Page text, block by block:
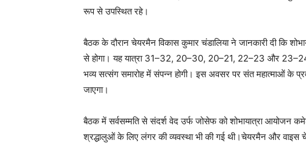
रूप से उपस्थित रहे।
बैठक के दौरान चेयरमैन विकास कुमार चंडालिया ने जानकारी दी कि
से होगा। यह यात्रा 31–32, 20–30, 20–21, 22–23 और
भव्य सत्संग समारोह में संपन्न होगी। इस अवसर पर संत महात्माओं के
जाएगा।
बैठक में सर्वसम्मति से संदर्श वेद उर्फ जोसेफ को शोभायात्रा आयोजन
श्रद्धालुओं के लिए लंगर की व्यवस्था भी की गई थी।चेयरमैन और वाइस